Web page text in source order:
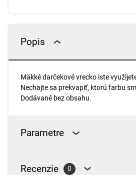
Popis
Mäkké darčekové vrecko iste
Nechajte sa prekvapiť, ktorú farbu
Dodávané bez obsahu.
Parametre
Recenzie 0